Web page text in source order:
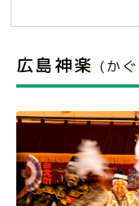
広島神楽 (か